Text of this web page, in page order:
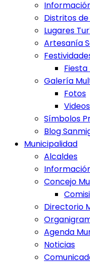
Distritos de
Lugares
Artesanía
Galería
Fotos
Videos
Símbolos
Blog
Municipalidad
Alcaldes
Concejo
Directorio
Agenda
Noticias